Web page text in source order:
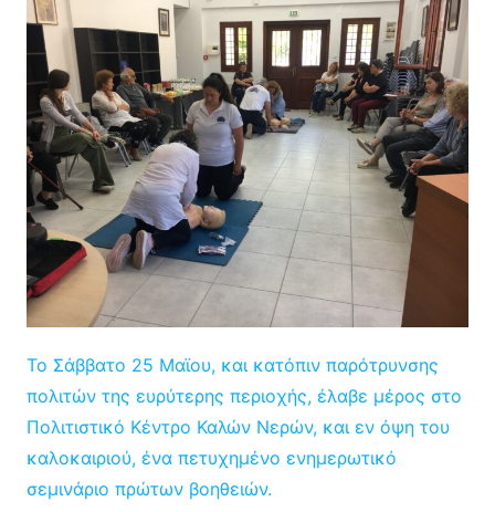
Το Σάββατο 25 Μαϊου, και κατόπιν παρότρυνσης
πολιτών της ευρύτερης περιοχής, έλαβε μέρος στο
Πολιτιστικό Κέντρο Καλών Νερών, και εν όψη του
καλοκαιριού, ένα πετυχημένο ενημερωτικό
σεμινάριο πρώτων βοηθειών.